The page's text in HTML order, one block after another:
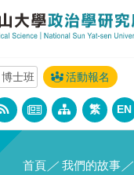
博士班 活動報名
繁 EN
首頁 ／ 我們的故事 ／